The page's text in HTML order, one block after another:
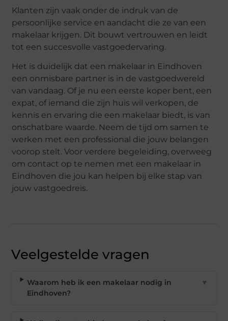
Klanten zijn vaak onder de indruk van de
persoonlijke service en aandacht die ze van een
makelaar krijgen. Dit bouwt vertrouwen en leidt
tot een succesvolle vastgoedervaring.
Het is duidelijk dat een makelaar in Eindhoven
een onmisbare partner is in de vastgoedwereld
van vandaag. Of je nu een eerste koper bent, een
expat, of iemand die zijn huis wil verkopen, de
kennis en ervaring die een makelaar biedt, is van
onschatbare waarde. Neem de tijd om samen te
werken met een professional die jouw belangen
voorop stelt. Voor verdere begeleiding, overweeg
om contact op te nemen met een makelaar in
Eindhoven die jou kan helpen bij elke stap van
jouw vastgoedreis.
Veelgestelde vragen
Waarom heb ik een makelaar nodig in
Eindhoven?
▼